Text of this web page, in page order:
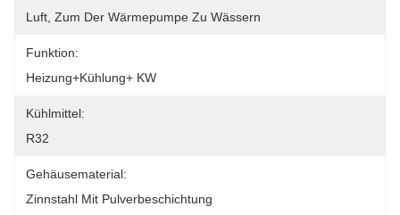
Luft, Zum Der Wärmepumpe Zu Wässern
Funktion:
Heizung+Kühlung+ KW
Kühlmittel:
R32
Gehäusematerial:
Zinnstahl Mit Pulverbeschichtung